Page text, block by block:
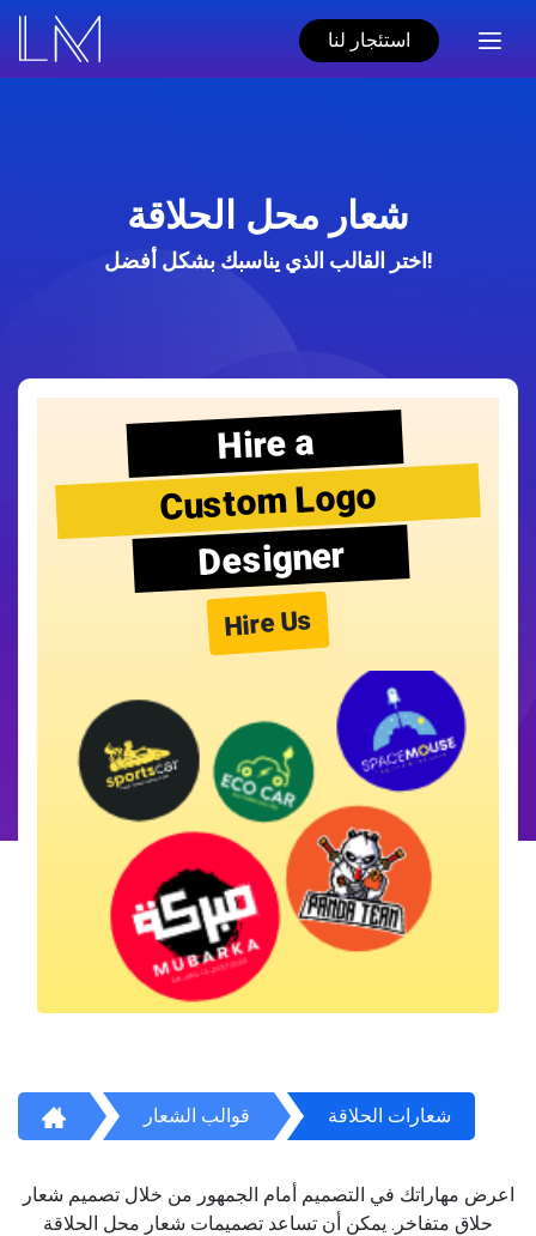
استئجار لنا
شعار محل الحلاقة
اختر القالب الذي يناسبك بشكل أفضل!
Hire a
Custom Logo
Designer
Hire Us
قوالب الشعار شعارات الحلاقة
اعرض مهاراتك في التصميم أمام الجمهور من خلال تصميم شعار
حلاق متفاخر. يمكن أن تساعد تصميمات شعار محل الحلاقة